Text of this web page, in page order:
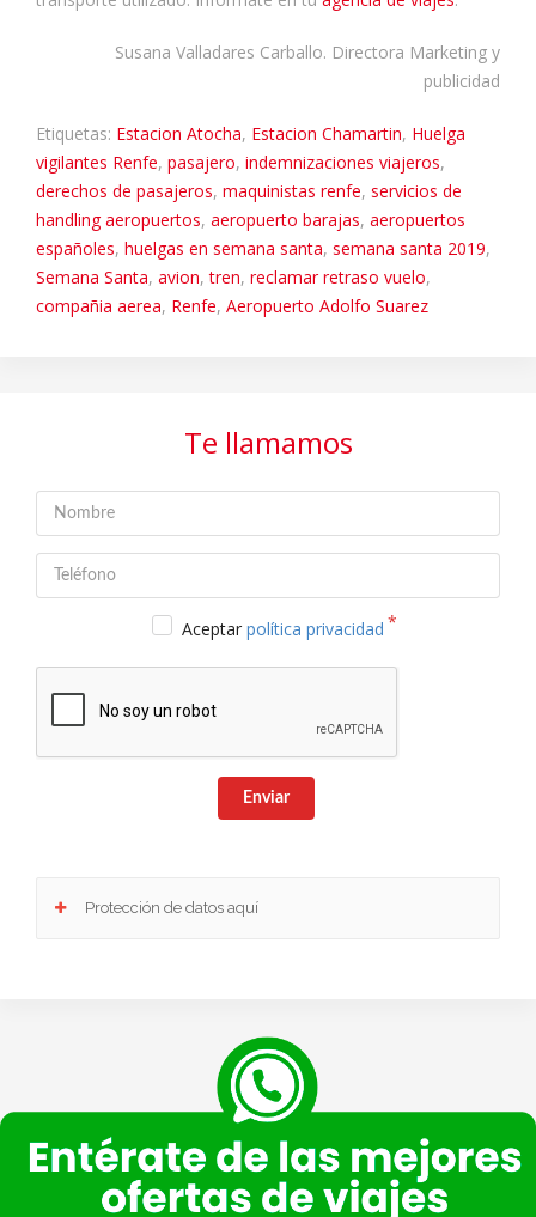
Susana Valladares Carballo. Directora Marketing y
publicidad
Etiquetas: Estacion Atocha, Estacion Chamartin, Huelga
vigilantes Renfe, pasajero, indemnizaciones viajeros,
derechos de pasajeros, maquinistas renfe, servicios de
handling aeropuertos, aeropuerto barajas, aeropuertos
españoles, huelgas en semana santa, semana santa 2019,
Semana Santa, avion,tren, reclamar retraso vuelo,
compañia aerea, Renfe, Aeropuerto Adolfo Suarez
Te llamamos
Aceptarpolítica privacidad
Enviar
Protección de datos aquí
: Consentimiento del interesado.
Destinatarios: Plataforma de Mail marketing-Empresas del grupo CEA.
Información adicional
de VIAJESCEA encontrarás
información adicional sobre la recopilación y el uso de su información personal por parte
de VIAJESCEA, incluida información sobre acceso, conservación, rectificación, eliminación,